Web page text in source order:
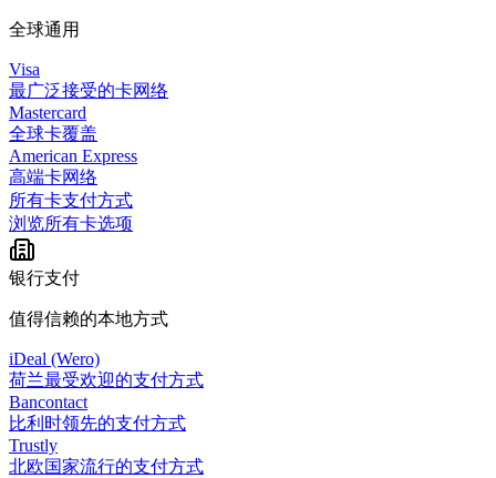
全球通用
Visa
最广泛接受的卡网络
Mastercard
全球卡覆盖
American Express
高端卡网络
所有卡支付方式
浏览所有卡选项
银行支付
值得信赖的本地方式
iDeal (Wero)
荷兰最受欢迎的支付方式
Bancontact
比利时领先的支付方式
Trustly
北欧国家流行的支付方式